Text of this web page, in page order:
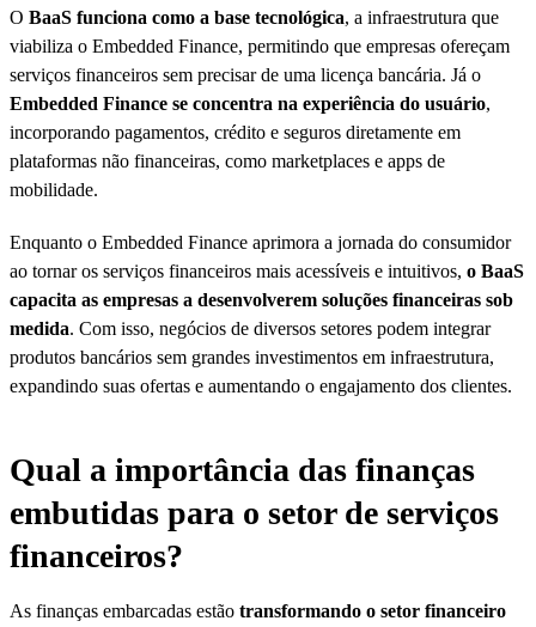
O BaaS funciona como a base tecnológica, a infraestrutura que
viabiliza o Embedded Finance, permitindo que empresas ofereçam
serviços financeiros sem precisar de uma licença bancária. Já o
Embedded Finance se concentra na experiência do usuário,
incorporando pagamentos, crédito e seguros diretamente em
plataformas não financeiras, como marketplaces e apps de
mobilidade.
Enquanto o Embedded Finance aprimora a jornada do consumidor
ao tornar os serviços financeiros mais acessíveis e intuitivos, o BaaS
capacita as empresas a desenvolverem soluções financeiras sob
medida. Com isso, negócios de diversos setores podem integrar
produtos bancários sem grandes investimentos em infraestrutura,
expandindo suas ofertas e aumentando o engajamento dos clientes.
Qual a importância das finanças
embutidas para o setor de serviços
financeiros?
As finanças embarcadas estão transformando o setor financeiro